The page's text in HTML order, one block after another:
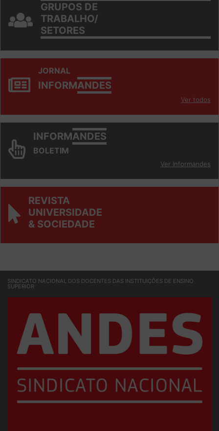
GRUPOS DE
TRABALHO/
SETORES
JORNAL
INFORMANDES
Ver todos
INFORMANDES
BOLETIM
Ver Informandes
REVISTA
UNIVERSIDADE
& SOCIEDADE
SINDICATO NACIONAL DOS DOCENTES DAS INSTITUIÇÕES DE ENSINO
SUPERIOR